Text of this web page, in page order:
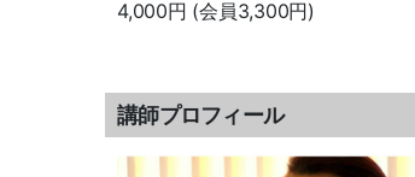
4,000円 (会員3,300円)
講師プロフィール